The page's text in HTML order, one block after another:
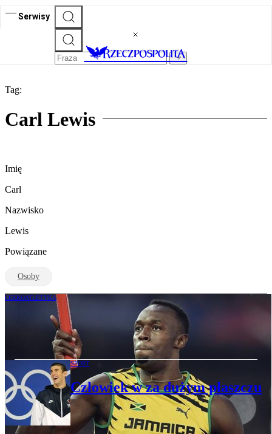
Serwisy
Tag:
Carl Lewis
Imię
Carl
Nazwisko
Lewis
Powiązane
Osoby
LEKKOATLETYKA
O dopingu wśród mistrzów
lekkoatletycznego sprintu
SPORT
Człowiek w za dużym płaszczu